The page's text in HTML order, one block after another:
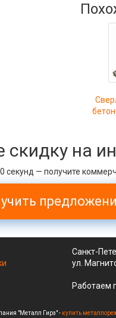
скидку на
секунд — получите
Санкт-
ул.
Работаем
"Металл Гирз" - купить